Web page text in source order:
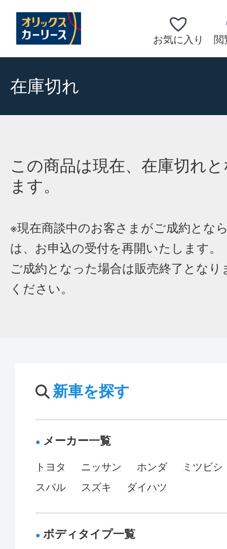
お気に入り 閲
在庫切れ
この商品は現在、在庫切れ
ます。
※現在商談中のお客さまがご成約とな
は、お申込の受付を再開いたします。
ご成約となった場合は販売終了となり
ください。
新車を探す
メーカー一覧
トヨタ ニッサン ホンダ
ミツビシ
スバル
スズキ ダイハツ
ボディタイプ一覧